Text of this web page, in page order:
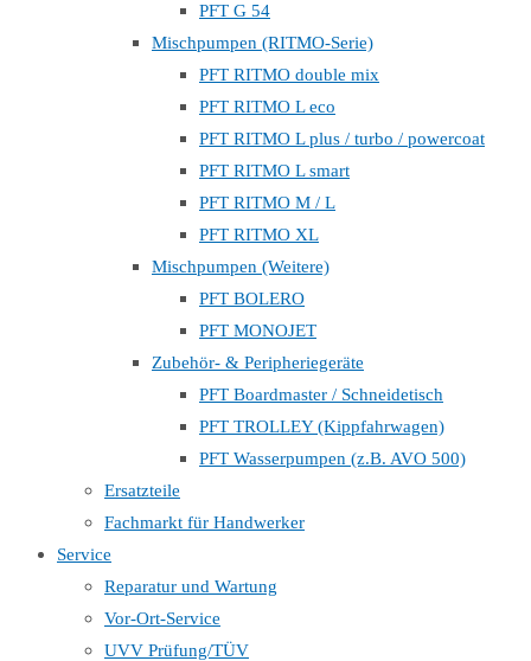
PFT G 54
Mischpumpen (RITMO-Serie)
PFT RITMO double mix
PFT RITMO L eco
PFT RITMO L plus / turbo / powercoat
PFT RITMO L smart
PFT RITMO M / L
PFT RITMO XL
Mischpumpen (Weitere)
PFT BOLERO
PFT MONOJET
Zubehör- & Peripheriegeräte
PFT Boardmaster / Schneidetisch
PFT TROLLEY (Kippfahrwagen)
PFT Wasserpumpen (z.B. AVO 500)
Ersatzteile
Fachmarkt für Handwerker
Service
Reparatur und Wartung
Vor-Ort-Service
UVV Prüfung/TÜV